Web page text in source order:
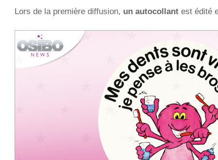
Lors de la première diffusion, un autocollant est édité